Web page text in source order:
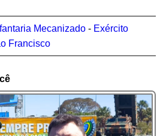
Mecanizado - Exército
Francisco